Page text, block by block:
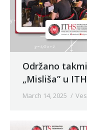
Održano
„Misliša” u
March 14, 2025